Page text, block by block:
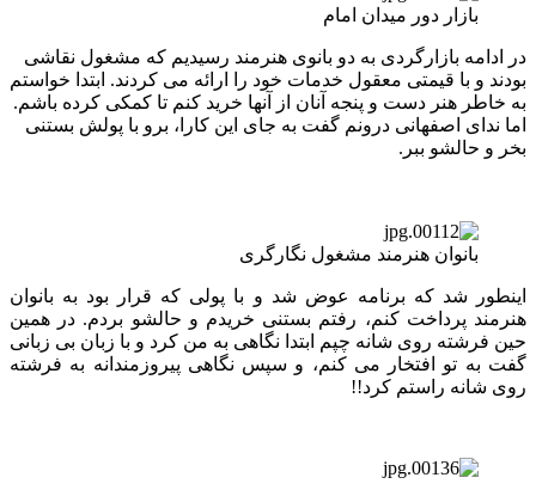
بازار دور میدان امام
در ادامه بازارگردی به دو بانوی هنرمند رسیدیم که مشغول نقاشی
بودند و با قیمتی معقول خدمات خود را ارائه می کردند. ابتدا خواستم
به خاطر هنر دست و پنجه آنان از آنها خرید کنم تا کمکی کرده باشم.
اما ندای اصفهانی درونم گفت به جای این کارا، برو با پولش بستنی
بخر و حالشو ببر.
بانوان هنرمند مشغول نگارگری
اینطور شد که برنامه عوض شد و با پولی که قرار بود به بانوان
هنرمند پرداخت کنم، رفتم بستنی خریدم و حالشو بردم. در همین
حین فرشته روی شانه چپم ابتدا نگاهی به من کرد و با زبان بی زبانی
گفت به تو افتخار می کنم، و سپس نگاهی پیروزمندانه به فرشته
روی شانه راستم کرد!!